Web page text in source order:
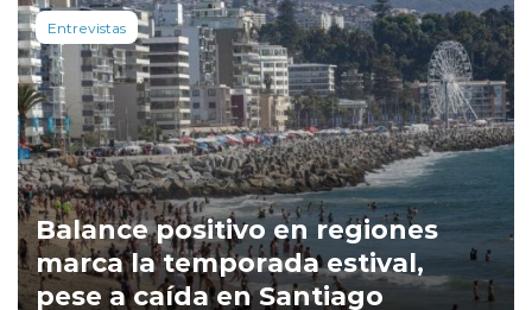
Entrevistas
Balance positivo en regiones
marca la temporada estival,
pese a caída en Santiago